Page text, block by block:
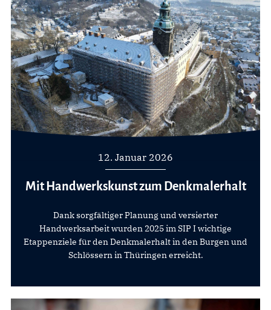
12. Januar 2026
Mit Handwerkskunst zum Denkmalerhalt
Dank sorgfältiger Planung und versierter
Handwerksarbeit wurden 2025 im SIP I wichtige
Etappenziele für den Denkmalerhalt in den Burgen und
Schlössern in Thüringen erreicht.